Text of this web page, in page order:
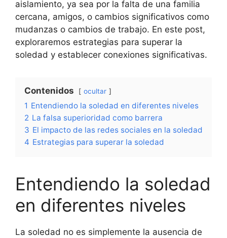
aislamiento, ya sea por la falta de una familia
cercana, amigos, o cambios significativos como
mudanzas o cambios de trabajo. En este post,
exploraremos estrategias para superar la
soledad y establecer conexiones significativas.
Contenidos ocultar
1 Entendiendo la soledad en diferentes niveles
2 La falsa superioridad como barrera
3 El impacto de las redes sociales en la soledad
4 Estrategias para superar la soledad
Entendiendo la soledad
en diferentes niveles
La soledad no es simplemente la ausencia de